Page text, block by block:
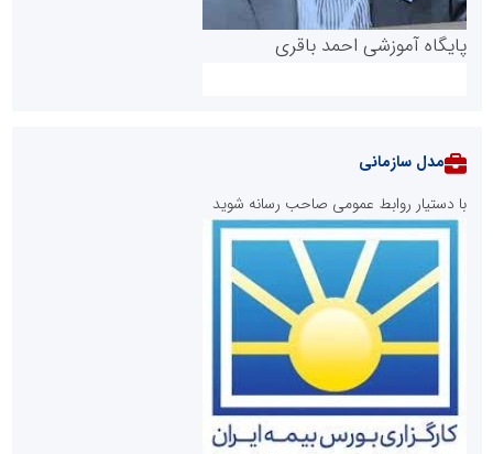
پایگاه آموزشی احمد باقری
روابط عمومی خبرگزاری گزارش خبر
مدل سازمانی
با دستیار روابط عمومی صاحب رسانه شوید